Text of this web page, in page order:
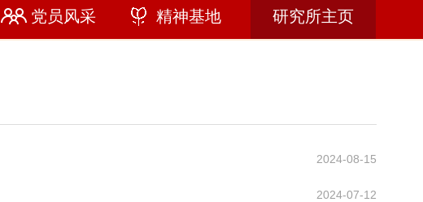
党员风采 精神基地 研究所主页
2024-08-15
2024-07-12